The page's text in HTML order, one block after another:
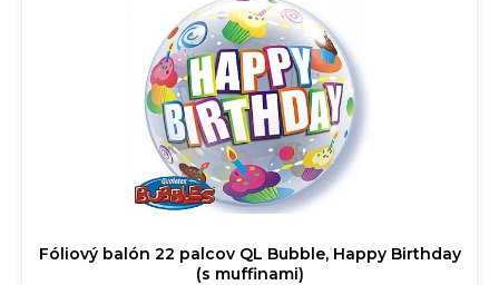
Fóliový balón 22 palcov QL Bubble, Happy Birthday
(s muffinami)